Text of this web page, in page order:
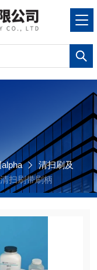
清扫刷及
扫刷带刷柄